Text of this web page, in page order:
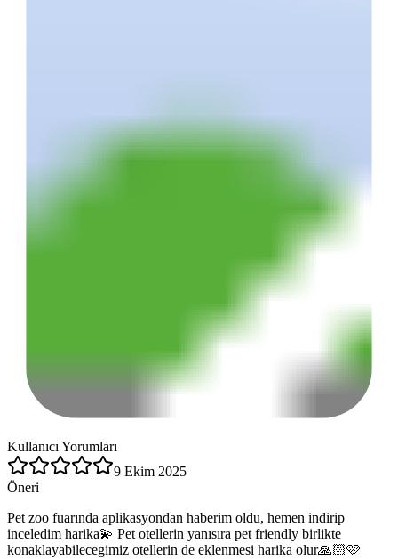
Kullanıcı Yorumları
9 Ekim 2025
Öneri
Pet zoo fuarında aplikasyondan haberim oldu, hemen indirip
inceledim harika💫 Pet otellerin yanısıra pet friendly birlikte
konaklayabilecegimiz otellerin de eklenmesi harika olur🙏🏻🩷